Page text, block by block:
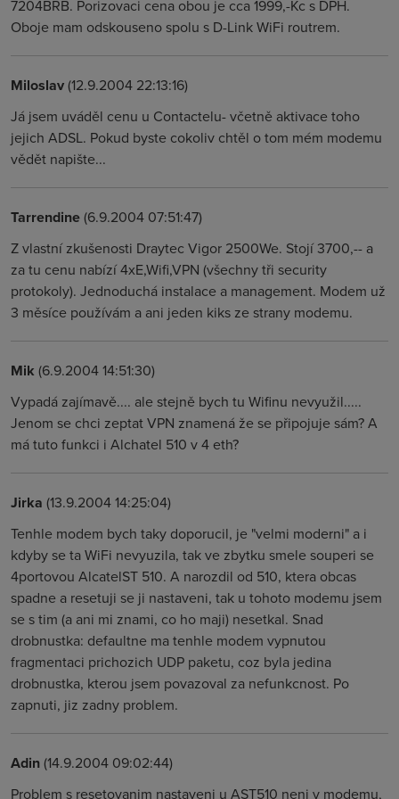
7204BRB. Porizovaci cena obou je cca 1999,-Kc s DPH.
Oboje mam odskouseno spolu s D-Link WiFi routrem.
Miloslav(12.9.2004 22:13:16)
Já jsem uváděl cenu u Contactelu- včetně aktivace toho
jejich ADSL. Pokud byste cokoliv chtěl o tom mém modemu
vědět napište...
Tarrendine(6.9.2004 07:51:47)
Z vlastní zkušenosti Draytec Vigor 2500We. Stojí 3700,-- a
za tu cenu nabízí 4xE,Wifi,VPN (všechny tři security
protokoly). Jednoduchá instalace a management. Modem už
3 měsíce používám a ani jeden kiks ze strany modemu.
Mik (6.9.2004 14:51:30)
Vypadá zajímavě.... ale stejně bych tu Wifinu nevyužil.....
Jenom se chci zeptat VPN znamená že se připojuje sám? A
má tuto funkci i Alchatel 510 v 4 eth?
Jirka (13.9.2004 14:25:04)
Tenhle modem bych taky doporucil, je "velmi moderni" a i
kdyby se ta WiFi nevyuzila, tak ve zbytku smele souperi se
4portovou AlcatelST 510. A narozdil od 510, ktera obcas
spadne a resetuji se ji nastaveni, tak u tohoto modemu jsem
se s tim (a ani mi znami, co ho maji) nesetkal. Snad
drobnustka: defaultne ma tenhle modem vypnutou
fragmentaci prichozich UDP paketu, coz byla jedina
drobnustka, kterou jsem povazoval za nefunkcnost. Po
zapnuti, jiz zadny problem.
Adin(14.9.2004 09:02:44)
Problem s resetovanim nastaveni u AST510 neni v modemu,